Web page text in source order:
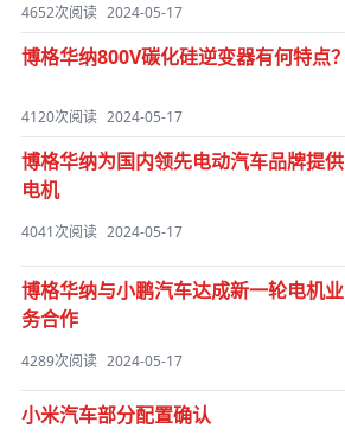
4652次阅读 2024-05-17
博格华纳800V碳化硅逆变器有何特点？
4120次阅读 2024-05-17
博格华纳为国内领先电动汽车品牌提供
电机
4041次阅读 2024-05-17
博格华纳与小鹏汽车达成新一轮电机业
务合作
4289次阅读 2024-05-17
小米汽车部分配置确认